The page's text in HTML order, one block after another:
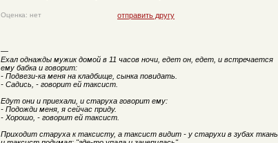
Оценка: нет отправить другу
—
Ехал однажды мужик домой в 11 часов ночи, едет он, едет, и встречается
ему бабка и говорит:
- Подвези-ка меня на кладбище, сынка повидать.
- Садись, - говорит ей таксист.
Едут они и приехали, и старуха говорит ему:
- Подожди меня, я сейчас приду.
- Хорошо, - говорит ей таксист.
Приходит старуха к таксисту, а таксист видит - у старухи в зубах ткань,